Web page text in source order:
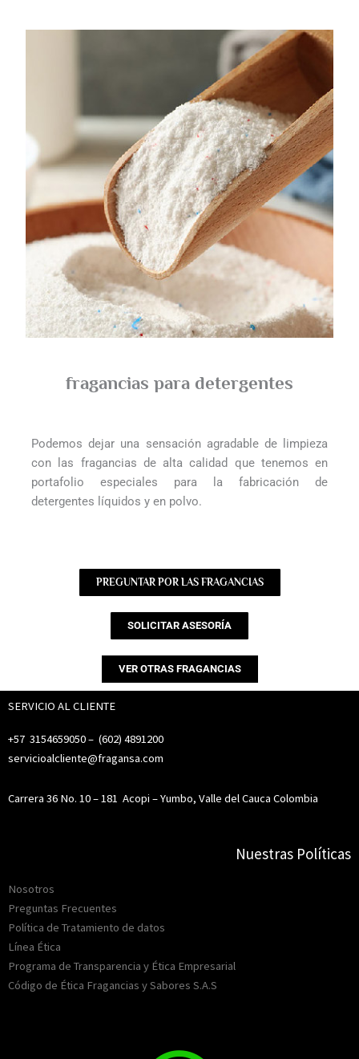
fragancias para detergentes
Podemos dejar una sensación agradable de limpieza
con las fragancias de alta calidad que tenemos en
portafolio especiales para la fabricación de
detergentes líquidos y en polvo.
PREGUNTAR POR LAS FRAGANCIAS
SOLICITAR ASESORÍA
VER OTRAS FRAGANCIAS
SERVICIO AL CLIENTE
+57 3154659050 – (602) 4891200
servicioalcliente@fragansa.com
Carrera 36 No. 10 – 181 Acopi – Yumbo, Valle del Cauca Colombia
Nuestras Políticas
Nosotros
Preguntas Frecuentes
Política de Tratamiento de datos
Línea Ética
Programa de Transparencia y Ética Empresarial
Código de Ética Fragancias y Sabores S.A.S